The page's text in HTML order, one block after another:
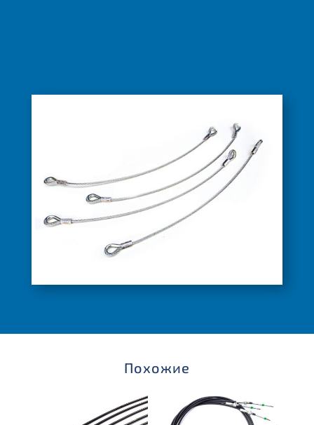
Похожие